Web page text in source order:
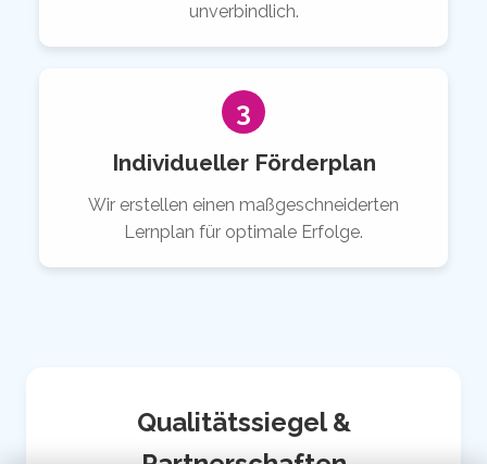
unverbindlich.
3
Individueller Förderplan
Wir erstellen einen maßgeschneiderten
Lernplan für optimale Erfolge.
Qualitätssiegel &